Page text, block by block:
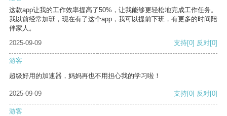
这款app让我的工作效率提高了50%，让我能够更轻松地完成工作任务。
我以前经常加班，现在有了这个app，我可以提前下班，有更多的时间陪
伴家人。
2025-09-09
支持[0] 反对[0]
游客
超级好用的加速器，妈妈再也不用担心我的学习啦！
2025-09-09 支持[0] 反对[0]
游客